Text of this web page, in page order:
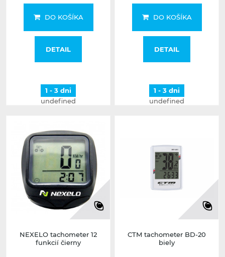
DO KOŠÍKA
DETAIL
1 - 3 dni
undefined
DO KOŠÍKA
DETAIL
1 - 3 dni
undefined
NEXELO tachometer 12
funkcií čierny
CTM tachometer BD-20
biely